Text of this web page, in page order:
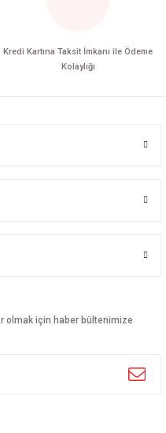
Kredi Kartına Taksit İmkanı ile Ödeme
Kolaylığı
olmak için haber bültenimize